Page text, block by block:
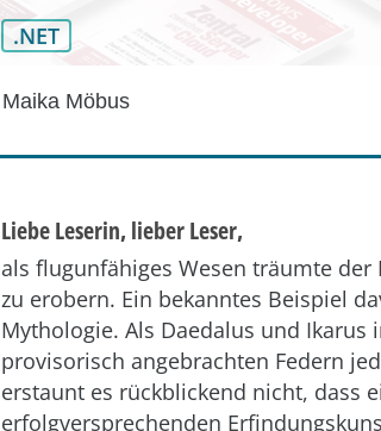
.NET
Maika Möbus
Liebe Leserin, lieber Leser,
als flugunfähiges Wesen träumte
zu erobern. Ein bekanntes Beispiel
Mythologie. Als Daedalus und
provisorisch angebrachten Federn
erstaunt es rückblickend nicht, dass
erfolgversprechenden